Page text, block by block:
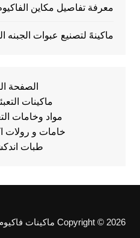
معرفة تفاصيل مكاين
ماكينهً لتصنيع عبوات الجبنه
الصفحة
ماكينات
مواد وخامات
خامات و رولات
طبات
Copyright © 2026 ماكينات فاكيوم. All rights reserved.